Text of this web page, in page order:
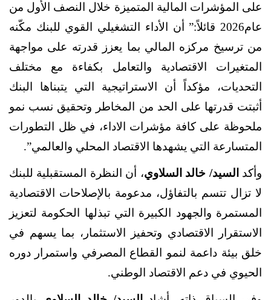
على المؤشرات المالية المتميزة خلال النصف الأول من
عام2026 قائلاً:” أن الأداء التشغيلي القوي للبنك مكّنه
من ترسيخ مركزه المالي بما يعزز قدرته على مواجهة
المتغيرات الاقتصادية والتعامل بكفاءة مع مختلف
التحديات، مؤكداً أن الاستراتيجية التي يتبناها البنك
أثبتت قدرتها على الحد من المخاطر وتحقيق نسب نمو
ملحوظة على كافة مؤشرات الاداء، في ظل التطورات
المتسارعة التي يشهدها الاقتصاد المحلي والعالمي”.
وأكد السيد/ خالد السلاوي، أن النظرة المستقبلية للبنك
لا تزال تتسم بالتفاؤل، مدعومة بالإصلاحات الاقتصادية
المستمرة والجهود الكبيرة التي تبذلها الحكومة لتعزيز
الاستقرار الاقتصادي وتحفيز الاستثمار، بما يسهم في
خلق بيئة داعمة لنمو القطاع المصرفي واستمرار دوره
الحيوي في دعم الاقتصاد الوطني.